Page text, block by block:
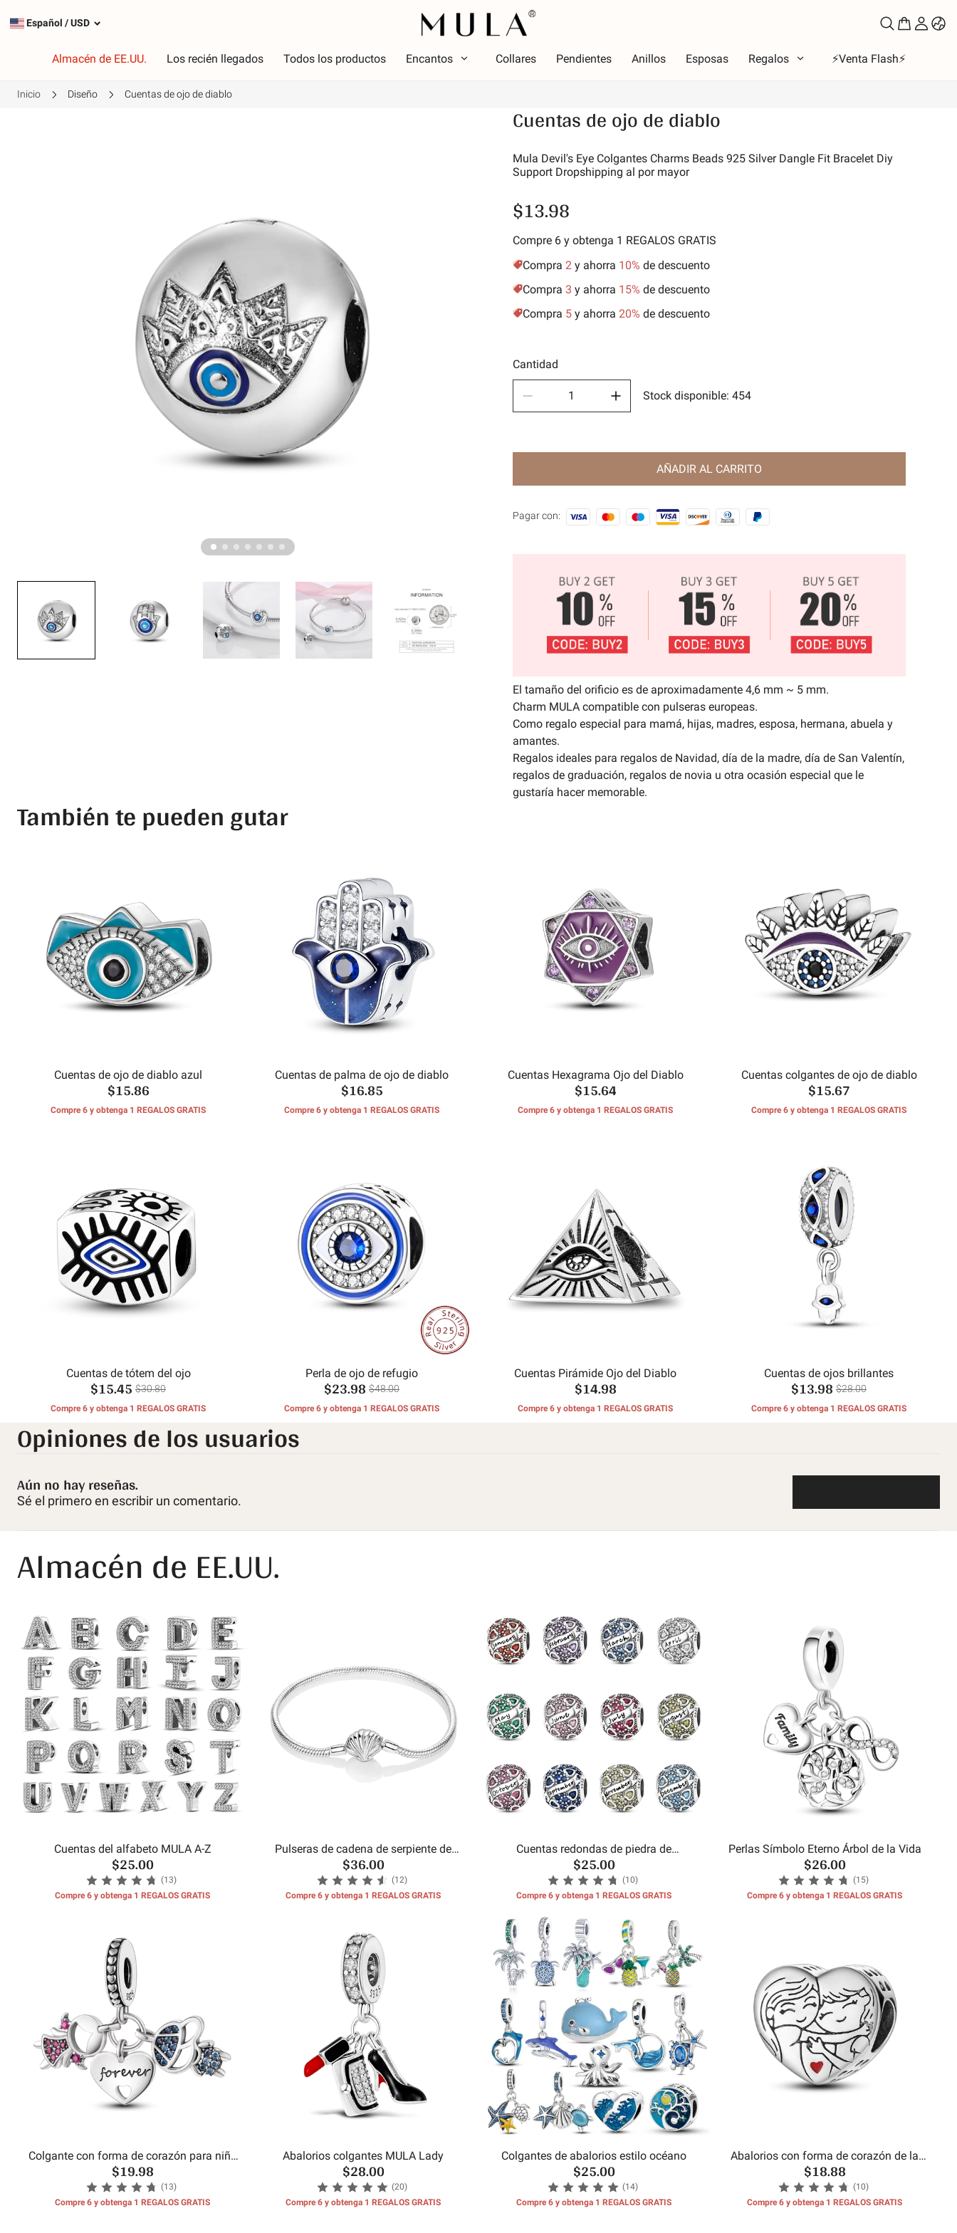
Español /USD
Almacén de EE.UU. Los recién llegados Todos los productos Encantos Collares Pendientes Anillos Esposas Regalos ⚡️Venta Flash⚡️
Amarillo dorado
Tema
Luminoso
Alfabeto
Vacaciones
Aficiones
Naturaleza
Inicio Diseño Cuentas de ojo de diablo
Cuentas de ojo de diablo
Mula Devil's Eye Colgantes Charms Beads 925 Silver Dangle Fit Bracelet Diy
Support Dropshipping al por mayor
$13.98
Compre 6 y obtenga 1 REGALOS GRATIS
Compra 2 y ahorra 10% de descuento
Compra 3 y ahorra 15% de descuento
Compra 5 y ahorra 20% de descuento
Cantidad
Stock disponible:454
AÑADIR AL CARRITO
Pagar con:
El tamaño del orificio es de aproximadamente 4,6 mm ~ 5 mm.
Charm MULA compatible con pulseras europeas.
Como regalo especial para mamá, hijas, madres, esposa, hermana, abuela y
amantes.
Regalos ideales para regalos de Navidad, día de la madre, día de San Valentín,
regalos de graduación, regalos de novia u otra ocasión especial que le
gustaría hacer memorable.
También te pueden gutar
Cuentas de ojo de diablo azul
$15.86
Compre 6 y obtenga 1 REGALOS GRATIS
Cuentas de palma de ojo de diablo
$16.85
Compre 6 y obtenga 1 REGALOS GRATIS
Cuentas Hexagrama Ojo del Diablo
$15.64
Compre 6 y obtenga 1 REGALOS GRATIS
Cuentas colgantes de ojo de diablo
$15.67
Compre 6 y obtenga 1 REGALOS GRATIS
Cuentas de tótem del ojo
$15.45 $30.80
Compre 6 y obtenga 1 REGALOS GRATIS
Perla de ojo de refugio
$23.98 $48.00
Compre 6 y obtenga 1 REGALOS GRATIS
Cuentas Pirámide Ojo del Diablo
$14.98
Compre 6 y obtenga 1 REGALOS GRATIS
Cuentas de ojos brillantes
$13.98 $28.00
Compre 6 y obtenga 1 REGALOS GRATIS
Opiniones de los usuarios
Aún no hay reseñas.
Sé el primero en escribir un comentario.
Almacén de EE.UU.
Cuentas del alfabeto MULA A-Z
$25.00
(13)
Compre 6 y obtenga 1 REGALOS GRATIS
Pulseras de cadena de serpiente de
concha de mar
$36.00
(12)
Compre 6 y obtenga 1 REGALOS GRATIS
Cuentas redondas de piedra de
cumpleaños del mes
$25.00
(10)
Compre 6 y obtenga 1 REGALOS GRATIS
Perlas Símbolo Eterno Árbol de la Vida
$26.00
(15)
Compre 6 y obtenga 1 REGALOS GRATIS
Colgante con forma de corazón para niño
y niña
$19.98
(13)
Compre 6 y obtenga 1 REGALOS GRATIS
Abalorios colgantes MULA Lady
$28.00
(20)
Compre 6 y obtenga 1 REGALOS GRATIS
Colgantes de abalorios estilo océano
$25.00
(14)
Compre 6 y obtenga 1 REGALOS GRATIS
Abalorios con forma de corazón de la
hermana
$18.88
(10)
Compre 6 y obtenga 1 REGALOS GRATIS